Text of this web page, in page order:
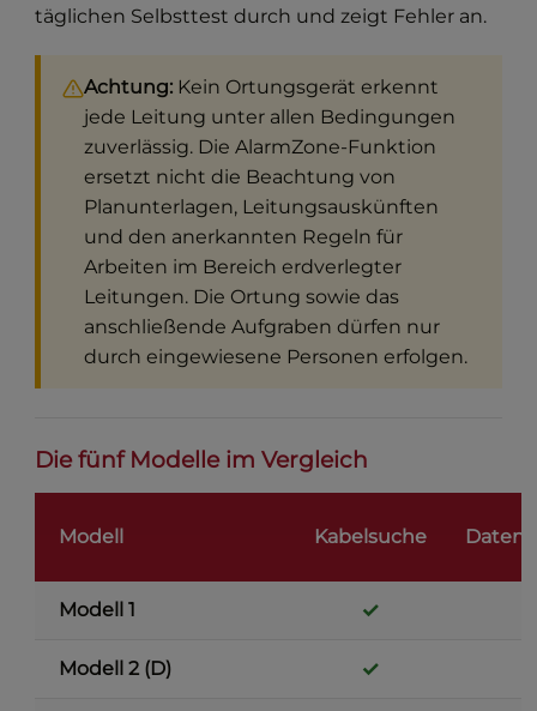
täglichen Selbsttest durch und zeigt Fehler an.
Achtung: Kein Ortungsgerät erkennt
jede Leitung unter allen Bedingungen
zuverlässig. Die AlarmZone-Funktion
ersetzt nicht die Beachtung von
Planunterlagen, Leitungsauskünften
und den anerkannten Regeln für
Arbeiten im Bereich erdverlegter
Leitungen. Die Ortung sowie das
anschließende Aufgraben dürfen nur
durch eingewiesene Personen erfolgen.
Die fünf Modelle im Vergleich
Modell Kabelsuche
Modell 1 ✓
Modell 2 (D) ✓